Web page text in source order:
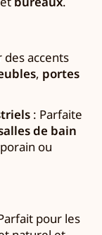
accents
, portes
: Parfaite
de bain
ou
pour les